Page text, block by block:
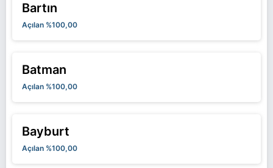
Bartın
Açılan %100,00
Batman
Açılan %100,00
Bayburt
Açılan %100,00